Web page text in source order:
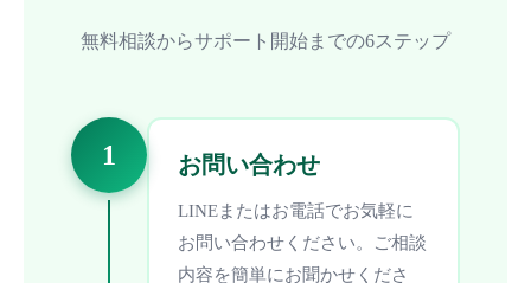
無料相談からサポート開始までの6ステップ
1 お問い合わせ
LINEまたはお電話でお気軽に
お問い合わせください。ご相談
内容を簡単にお聞かせくださ